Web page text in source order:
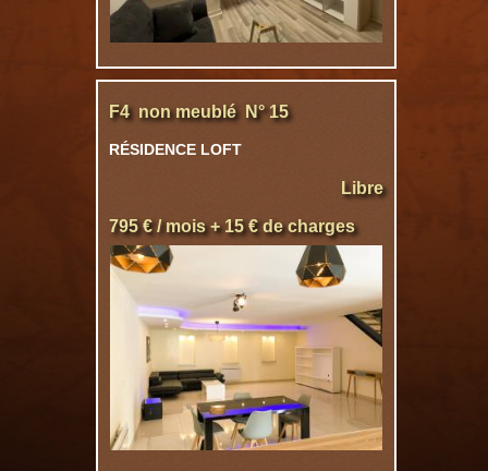
F4 non meublé N° 15
RÉSIDENCE LOFT
Libre
795 € / mois + 15 € de charges